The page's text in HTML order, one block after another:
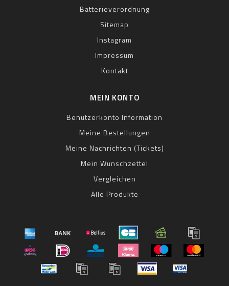
Batterieverordnung
Sitemap
Instagram
Impressum
Kontakt
MEIN KONTO
Benutzerkonto Information
Meine Bestellungen
Meine Nachrichten (Tickets)
Mein Wunschzettel
Vergleichen
Alle Produkte